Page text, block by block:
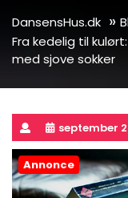
DansensHus.dk »
Fra kedelig til
med sjove sokker
september
Annonce